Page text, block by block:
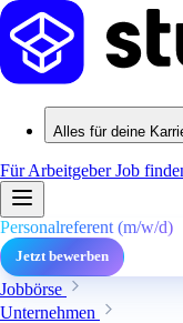
Alles für deine
Für ArbeitgeberJob
Personalreferent (m/w/d)
Jetzt bewerben
Jobbörse
Unternehmen